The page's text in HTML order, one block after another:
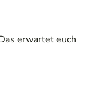
erwartet euch